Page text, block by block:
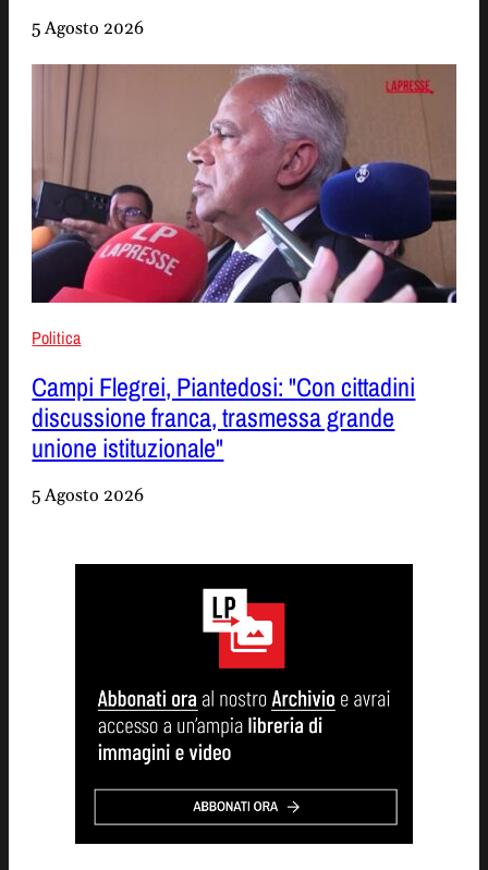
5 Agosto 2026
Politica
Campi Flegrei, Piantedosi: "Con cittadini
discussione franca, trasmessa grande
unione istituzionale"
5 Agosto 2026